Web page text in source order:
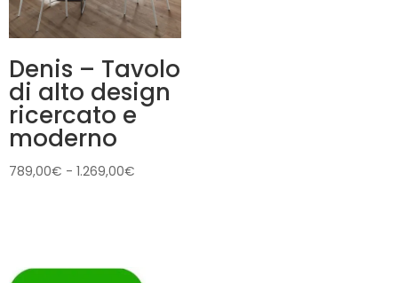
Denis – Tavolo
di alto design
ricercato e
moderno
789,00€ - 1.269,00€
a